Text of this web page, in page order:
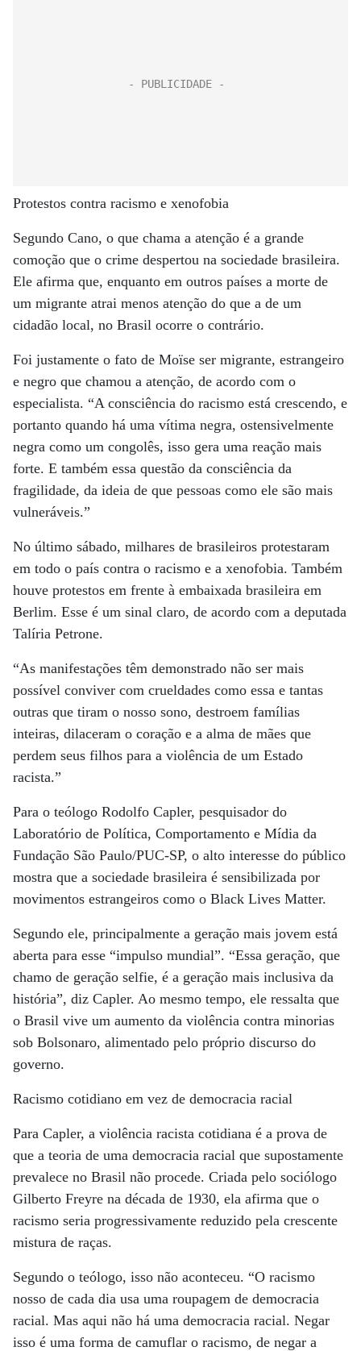
Protestos contra racismo e xenofobia
Segundo Cano, o que chama a atenção é a grande
comoção que o crime despertou na sociedade brasileira.
Ele afirma que, enquanto em outros países a morte de
um migrante atrai menos atenção do que a de um
cidadão local, no Brasil ocorre o contrário.
Foi justamente o fato de Moïse ser migrante, estrangeiro
e negro que chamou a atenção, de acordo com o
especialista. “A consciência do racismo está crescendo, e
portanto quando há uma vítima negra, ostensivelmente
negra como um congolês, isso gera uma reação mais
forte. E também essa questão da consciência da
fragilidade, da ideia de que pessoas como ele são mais
vulneráveis.”
No último sábado, milhares de brasileiros protestaram
em todo o país contra o racismo e a xenofobia. Também
houve protestos em frente à embaixada brasileira em
Berlim. Esse é um sinal claro, de acordo com a deputada
Talíria Petrone.
“As manifestações têm demonstrado não ser mais
possível conviver com crueldades como essa e tantas
outras que tiram o nosso sono, destroem famílias
inteiras, dilaceram o coração e a alma de mães que
perdem seus filhos para a violência de um Estado
racista.”
Para o teólogo Rodolfo Capler, pesquisador do
Laboratório de Política, Comportamento e Mídia da
Fundação São Paulo/PUC-SP, o alto interesse do público
mostra que a sociedade brasileira é sensibilizada por
movimentos estrangeiros como o Black Lives Matter.
Segundo ele, principalmente a geração mais jovem está
aberta para esse “impulso mundial”. “Essa geração, que
chamo de geração selfie, é a geração mais inclusiva da
história”, diz Capler. Ao mesmo tempo, ele ressalta que
o Brasil vive um aumento da violência contra minorias
sob Bolsonaro, alimentado pelo próprio discurso do
governo.
Racismo cotidiano em vez de democracia racial
Para Capler, a violência racista cotidiana é a prova de
que a teoria de uma democracia racial que supostamente
prevalece no Brasil não procede. Criada pelo sociólogo
Gilberto Freyre na década de 1930, ela afirma que o
racismo seria progressivamente reduzido pela crescente
mistura de raças.
Segundo o teólogo, isso não aconteceu. “O racismo
nosso de cada dia usa uma roupagem de democracia
racial. Mas aqui não há uma democracia racial. Negar
isso é uma forma de camuflar o racismo, de negar a